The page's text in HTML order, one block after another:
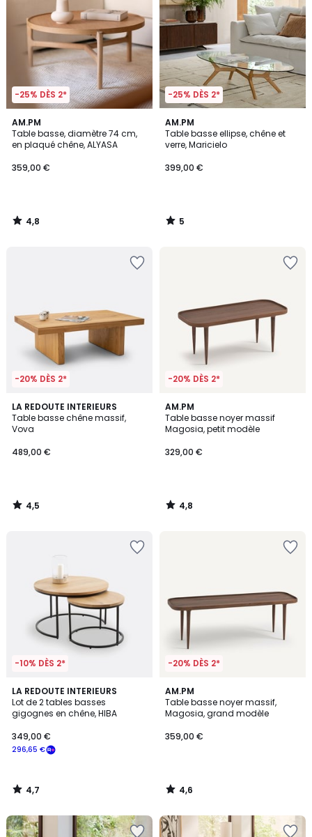
-25% DÈS 2*
AM.PM
Table basse, diamètre 74 cm,
en plaqué chêne, ALYASA
359,00 €
4,8
/ 5
4,8
/
-25% DÈS 2*
AM.PM
Table basse ellipse, chêne et
verre, Maricielo
399,00 €
5
/
5
5
/
-20% DÈS 2*
LA REDOUTE INTERIEURS
Table basse chêne massif,
Vova
489,00 €
4,5
/ 5
4,5
/
-20% DÈS 2*
AM.PM
Table basse noyer massif
Magosia, petit modèle
329,00 €
4,8
/ 5
4,8
/
-10% DÈS 2*
LA REDOUTE INTERIEURS
Lot de 2 tables basses
gigognes en chêne, HIBA
296,65 €
349,00 €
4,7
/ 5
4,7
/
-20% DÈS 2*
AM.PM
Table basse noyer massif,
Magosia, grand modèle
359,00 €
4,6
/ 5
4,6
/